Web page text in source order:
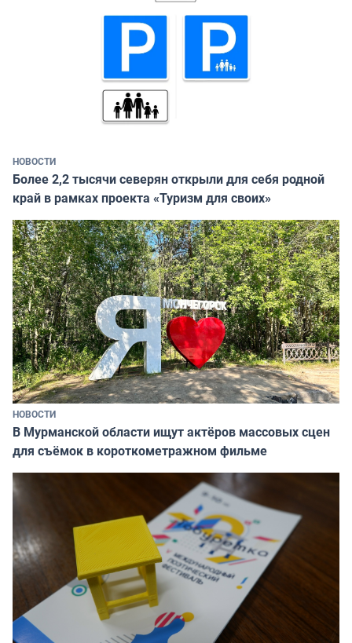
НОВОСТИ
Более 2,2 тысячи северян открыли для себя родной
край в рамках проекта «Туризм для своих»
НОВОСТИ
В Мурманской области ищут актёров массовых сцен
для съёмок в короткометражном фильме